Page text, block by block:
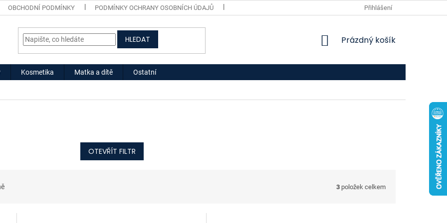
OBCHODNÍ PODMÍNKY PODMÍNKY OCHRANY OSOBNÍCH ÚDAJŮ Přihlášení
HLEDAT
NÁKUPNÍ
Prázdný košík
Kosmetika Matka a dítě Ostatní
OTEVŘÍT FILTR
3 položek celkem